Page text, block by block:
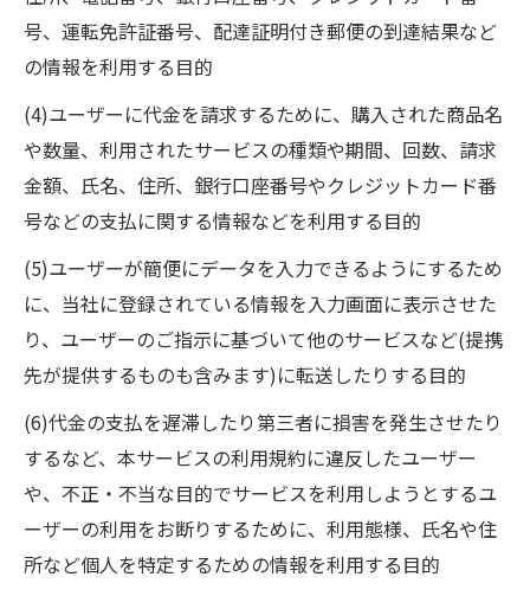
号、運転免許証番号、配達証明付き郵便の到達結果など
の情報を利用する目的
(4)ユーザーに代金を請求するために、購入された商品名
や数量、利用されたサービスの種類や期間、回数、請求
金額、氏名、住所、銀行口座番号やクレジットカード番
号などの支払に関する情報などを利用する目的
(5)ユーザーが簡便にデータを入力できるようにするため
に、当社に登録されている情報を入力画面に表示させた
り、ユーザーのご指示に基づいて他のサービスなど(提携
先が提供するものも含みます)に転送したりする目的
(6)代金の支払を遅滞したり第三者に損害を発生させたり
するなど、本サービスの利用規約に違反したユーザー
や、不正・不当な目的でサービスを利用しようとするユ
ーザーの利用をお断りするために、利用態様、氏名や住
所など個人を特定するための情報を利用する目的